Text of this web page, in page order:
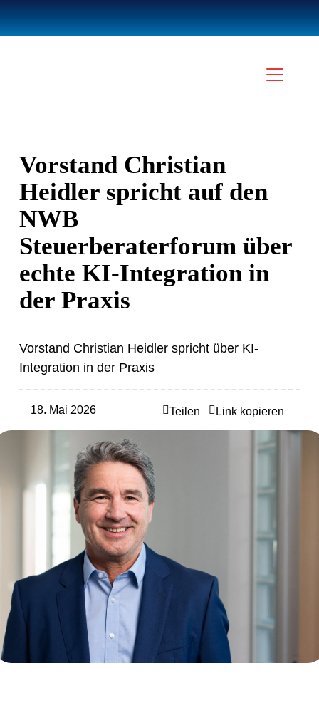
Vorstand Christian
Heidler spricht auf den
NWB
Steuerberaterforum über
echte KI-Integration in
der Praxis
Vorstand Christian Heidler spricht über KI-
Integration in der Praxis
18. Mai 2026 Teilen Link kopieren